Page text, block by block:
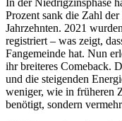
Prozent sank die Zahl
Jahrzehnten. 2021
registriert – was zeigt,
Fangemeinde hat. Nun
ihr breiteres Comeback.
und die steigenden
weniger, wie in früheren
benötigt, sondern